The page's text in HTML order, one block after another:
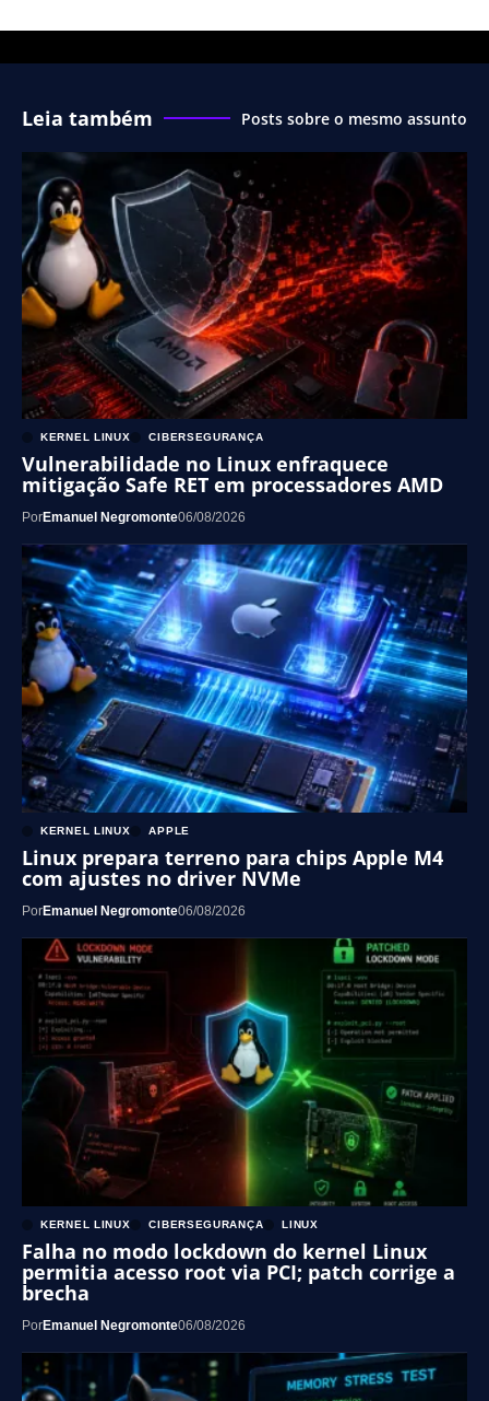
Leia também Posts sobre o mesmo assunto
KERNEL LINUX CIBERSEGURANÇA
Vulnerabilidade no Linux enfraquece
mitigação Safe RET em processadores AMD
PorEmanuel Negromonte06/08/2026
KERNEL LINUX APPLE
Linux prepara terreno para chips Apple M4
com ajustes no driver NVMe
PorEmanuel Negromonte06/08/2026
KERNEL LINUX CIBERSEGURANÇA LINUX
Falha no modo lockdown do kernel Linux
permitia acesso root via PCI; patch corrige a
brecha
PorEmanuel Negromonte06/08/2026